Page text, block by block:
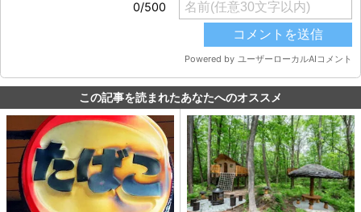
この記事を読まれたあなたへのオススメ